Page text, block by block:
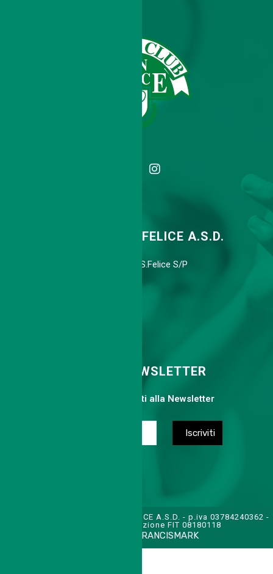
TENNIS CLUB SAN FELICE A.S.D.
Via Agnini 318, 41038 S.Felice S/P
ISCRIVITI ALLA NEWSLETTER
Compila il form per iscriverti alla Newsletter
TENNIS CLUB SAN FELICE A.S.D. - p.iva 03784240362 -
cod. affiliazione FIT 08180118
FRANCISMARK